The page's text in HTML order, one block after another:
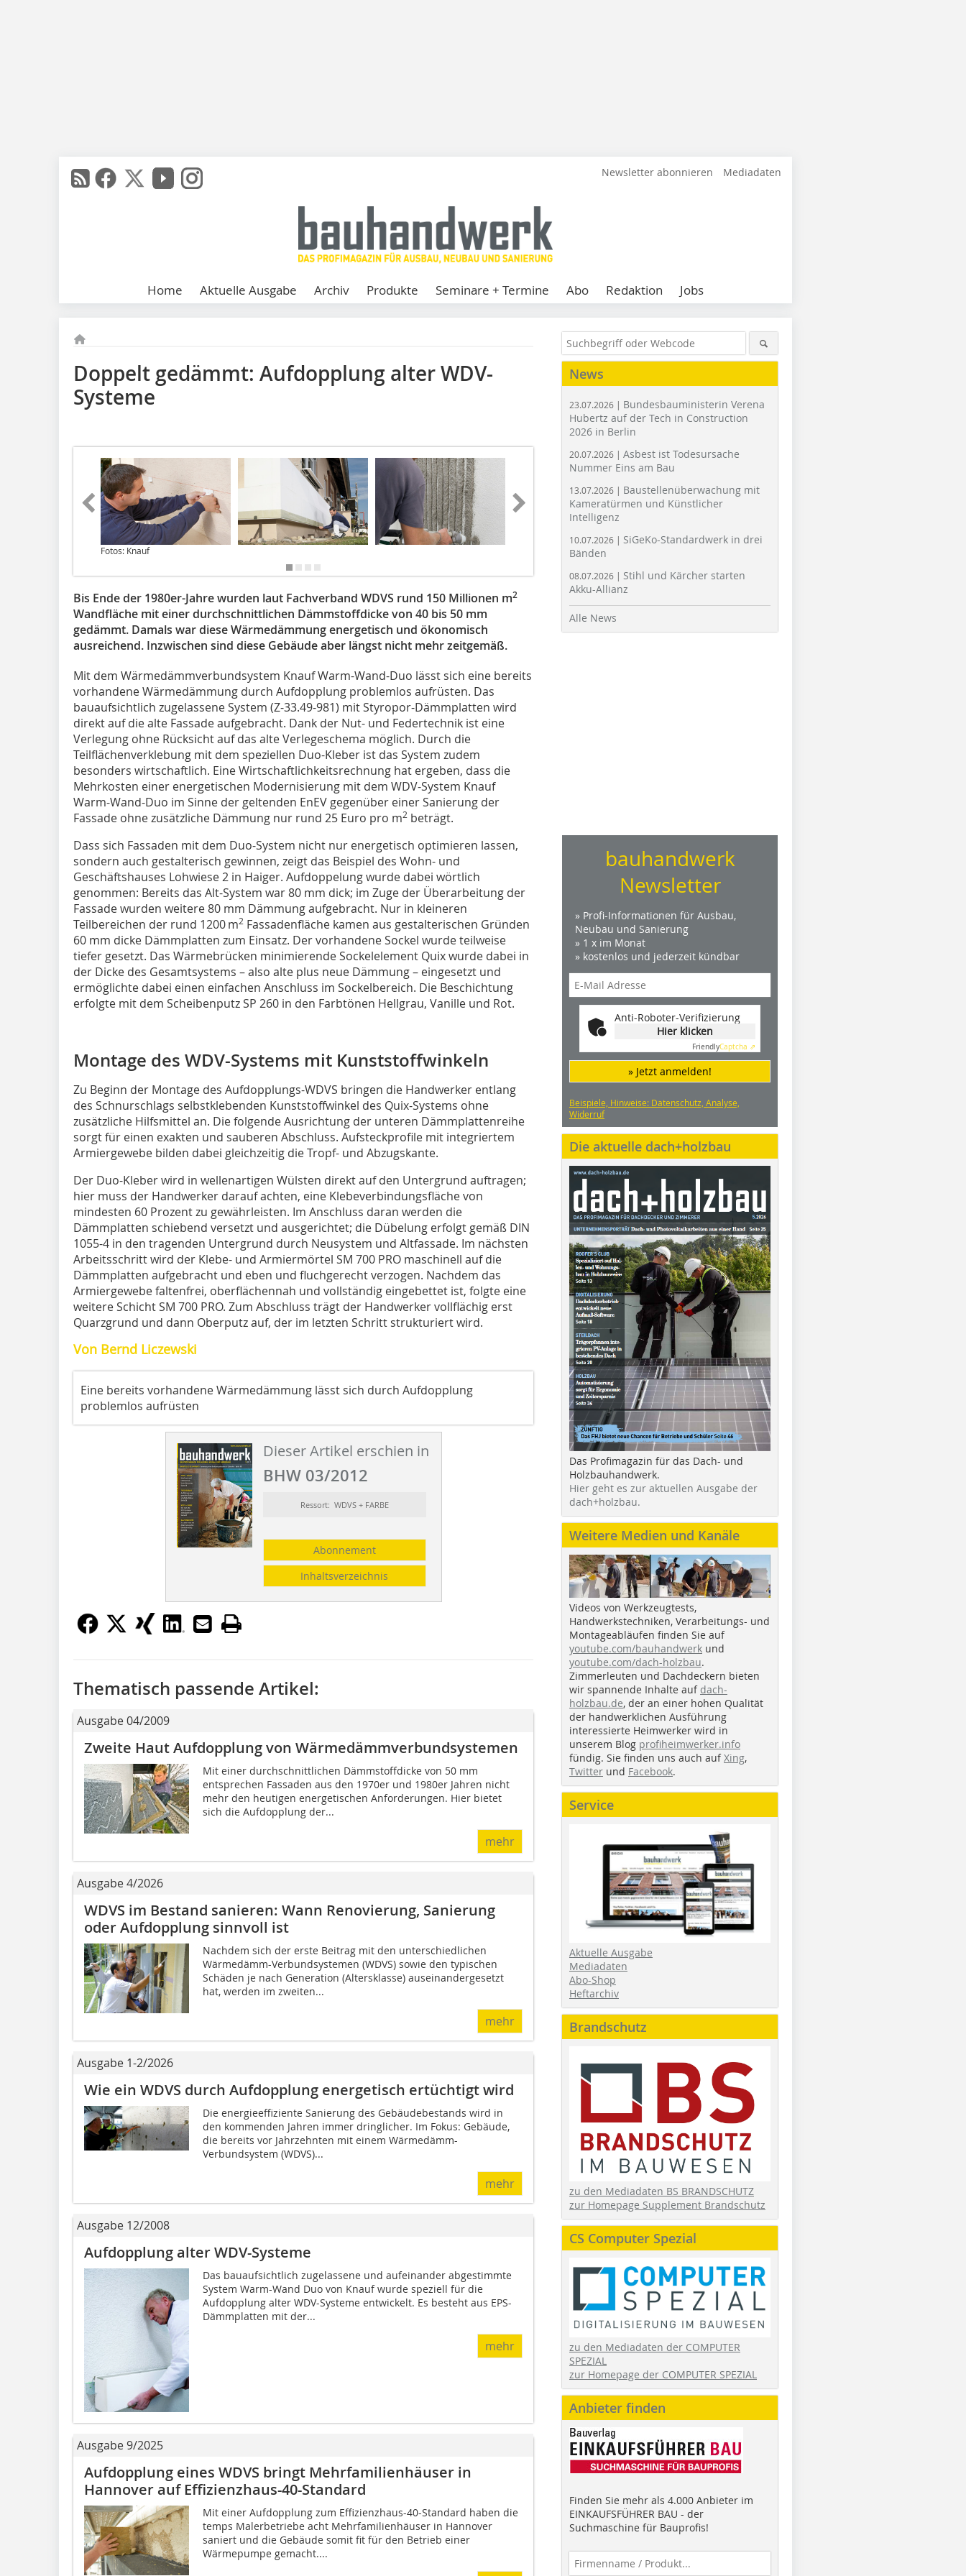
Newsletter abonnieren Mediadaten
Home Aktuelle Ausgabe Archiv Produkte Seminare + Termine Abo Redaktion Jobs
Doppelt gedämmt: Aufdopplung alter WDV-
Systeme
Fotos: Knauf
Bis Ende der 1980er-Jahre wurden laut Fachverband WDVS rund 150 Millionen m2
Wandfläche mit einer durchschnittlichen Dämmstoffdicke von 40 bis 50 mm
gedämmt. Damals war diese Wärmedämmung energetisch und ökonomisch
ausreichend. Inzwischen sind diese Gebäude aber längst nicht mehr zeitgemäß.
Mit dem Wärmedämmverbundsystem Knauf Warm-Wand-Duo lässt sich eine bereits
vorhandene Wärmedämmung durch Aufdopplung problemlos aufrüsten. Das
bauaufsichtlich zugelassene System (Z-33.49-981) mit Styropor-Dämmplatten wird
direkt auf die alte Fassade aufgebracht. Dank der Nut- und Federtechnik ist eine
Verlegung ohne Rücksicht auf das alte Verlegeschema möglich. Durch die
Teilflächenverklebung mit dem speziellen Duo-Kleber ist das System zudem
besonders wirtschaftlich. Eine Wirtschaftlichkeitsrechnung hat ergeben, dass die
Mehrkosten einer energetischen Modernisierung mit dem WDV-System Knauf
Warm-Wand-Duo im Sinne der geltenden EnEV gegenüber einer Sanierung der
Fassade ohne zusätzliche Dämmung nur rund 25 Euro pro m2 beträgt.
Dass sich Fassaden mit dem Duo-System nicht nur energetisch optimieren lassen,
sondern auch gestalterisch gewinnen, zeigt das Beispiel des Wohn- und
Geschäftshauses Lohwiese 2 in Haiger. Aufdoppelung wurde dabei wörtlich
genommen: Bereits das Alt-System war 80 mm dick; im Zuge der Überarbeitung der
Fassade wurden weitere 80 mm Dämmung aufgebracht. Nur in kleineren
Teilbereichen der rund 1200 m2 Fassadenfläche kamen aus gestalterischen Gründen
60 mm dicke Dämmplatten zum Einsatz. Der vorhandene Sockel wurde teilweise
tiefer gesetzt. Das Wärmebrücken minimierende Sockelelement Quix wurde dabei in
der Dicke des Gesamtsystems – also alte plus neue Dämmung – eingesetzt und
ermöglichte dabei einen einfachen Anschluss im Sockelbereich. Die Beschichtung
erfolgte mit dem Scheibenputz SP 260 in den Farbtönen Hellgrau, Vanille und Rot.
Montage des WDV-Systems mit Kunststoffwinkeln
Zu Beginn der Montage des Aufdopplungs-WDVS bringen die Handwerker entlang
des Schnurschlags selbstklebenden Kunststoffwinkel des Quix-Systems ohne
zusätzliche Hilfsmittel an. Die folgende Ausrichtung der unteren Dämmplattenreihe
sorgt für einen exakten und sauberen Abschluss. Aufsteckprofile mit integriertem
Armiergewebe bilden dabei gleichzeitig die Tropf- und Abzugskante.
Der Duo-Kleber wird in wellenartigen Wülsten direkt auf den Untergrund auftragen;
hier muss der Handwerker darauf achten, eine Klebeverbindungsfläche von
mindesten 60 Prozent zu gewährleisten. Im Anschluss daran werden die
Dämmplatten schiebend versetzt und ausgerichtet; die Dübelung erfolgt gemäß DIN
1055-4 in den tragenden Untergrund durch Neusystem und Altfassade. Im nächsten
Arbeitsschritt wird der Klebe- und Armiermörtel SM 700 PRO maschinell auf die
Dämmplatten aufgebracht und eben und fluchgerecht verzogen. Nachdem das
Armiergewebe faltenfrei, oberflächennah und vollständig eingebettet ist, folgte eine
weitere Schicht SM 700 PRO. Zum Abschluss trägt der Handwerker vollflächig erst
Quarzgrund und dann Oberputz auf, der im letzten Schritt strukturiert wird.
Von Bernd Liczewski
Eine bereits vorhandene Wärmedämmung lässt sich durch Aufdopplung
problemlos aufrüsten
Dieser Artikel erschien in
BHW 03/2012
Ressort: WDVS + FARBE
Abonnement
Inhaltsverzeichnis
Thematisch passende Artikel:
Ausgabe 04/2009
Zweite Haut Aufdopplung von Wärmedämmverbundsystemen
Mit einer durchschnittlichen Dämmstoffdicke von 50 mm
entsprechen Fassaden aus den 1970er und 1980er Jahren nicht
mehr den heutigen energetischen Anforderungen. Hier bietet
sich die Aufdopplung der...
mehr
Ausgabe 4/2026
WDVS im Bestand sanieren: Wann Renovierung, Sanierung
oder Aufdopplung sinnvoll ist
Nachdem sich der erste Beitrag mit den unterschiedlichen
Wärmedämm-Verbundsystemen (WDVS) sowie den typischen
Schäden je nach Generation (Altersklasse) auseinandergesetzt
hat, werden im zweiten...
mehr
Ausgabe 1-2/2026
Wie ein WDVS durch Aufdopplung energetisch ertüchtigt wird
Die energieeffiziente Sanierung des Gebäudebestands wird in
den kommenden Jahren immer dringlicher. Im Fokus: Gebäude,
die bereits vor Jahrzehnten mit einem Wärmedämm-
Verbundsystem (WDVS)...
mehr
Ausgabe 12/2008
Aufdopplung alter WDV-Systeme
Das bauaufsichtlich zugelassene und aufeinander abgestimmte
System Warm-Wand Duo von Knauf wurde speziell für die
Aufdopplung alter WDV-Systeme entwickelt. Es besteht aus EPS-
Dämmplatten mit der...
mehr
Ausgabe 9/2025
Aufdopplung eines WDVS bringt Mehrfamilienhäuser in
Hannover auf Effizienzhaus-40-Standard
Mit einer Aufdopplung zum Effizienzhaus-40-Standard haben die
temps Malerbetriebe acht Mehrfamilienhäuser in Hannover
saniert und die Gebäude somit fit für den Betrieb einer
Wärmepumpe gemacht....
News
23.07.2026 | Bundesbauministerin Verena
Hubertz auf der Tech in Construction
2026 in Berlin
20.07.2026 | Asbest ist Todesursache
Nummer Eins am Bau
13.07.2026 | Baustellenüberwachung mit
Kameratürmen und Künstlicher
Intelligenz
10.07.2026 | SiGeKo-Standardwerk in drei
Bänden
08.07.2026 | Stihl und Kärcher starten
Akku-Allianz
Alle News
bauhandwerk
Newsletter
» Profi-Informationen für Ausbau,
Neubau und Sanierung
» 1 x im Monat
» kostenlos und jederzeit kündbar
Anti-Roboter-Verifizierung
Hier klicken
FriendlyCaptcha ⇗
» Jetzt anmelden!
Beispiele, Hinweise: Datenschutz, Analyse,
Widerruf
Die aktuelle dach+holzbau
Das Profimagazin für das Dach- und
Holzbauhandwerk.
Hier geht es zur aktuellen Ausgabe der
dach+holzbau.
Weitere Medien und Kanäle
Videos von Werkzeugtests,
Handwerkstechniken, Verarbeitungs- und
Montageabläufen finden Sie auf
youtube.com/bauhandwerk und
youtube.com/dach-holzbau.
Zimmerleuten und Dachdeckern bieten
wir spannende Inhalte auf dach-
holzbau.de, der an einer hohen Qualität
der handwerklichen Ausführung
interessierte Heimwerker wird in
unserem Blog profiheimwerker.info
fündig. Sie finden uns auch aufXing,
Twitter und Facebook.
Service
Aktuelle Ausgabe
Mediadaten
Abo-Shop
Heftarchiv
Brandschutz
zu den Mediadaten BS BRANDSCHUTZ
zur Homepage Supplement Brandschutz
CS Computer Spezial
zu den Mediadaten der COMPUTER
SPEZIAL
zur Homepage der COMPUTER SPEZIAL
Anbieter finden
Finden Sie mehr als 4.000 Anbieter im
EINKAUFSFÜHRER BAU - der
Suchmaschine für Bauprofis!